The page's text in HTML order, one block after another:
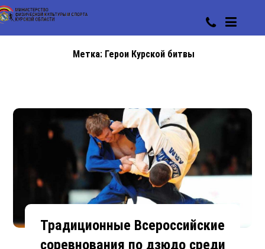
Метка: Герои Курской битвы
Традиционные Всероссийские
соревнования по дзюдо среди